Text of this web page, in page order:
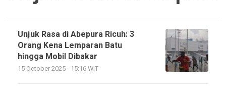
Unjuk Rasa di Abepura Ricuh: 3
Orang Kena Lemparan Batu
hingga Mobil Dibakar
15 October 2025 - 15:16 WIT